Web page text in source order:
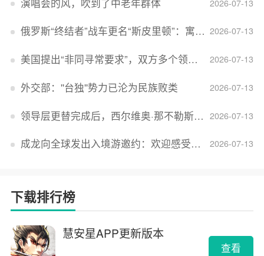
2026-07-13
2026-07-13
俄罗斯“终结者”战车更名“斯皮里顿”：寓意强大可靠，彰显俄精神力量
2026-07-13
美国提出“非同寻常要求”，双方多个领域分歧依旧，印美贸易谈判进入“关键阶段”
2026-07-13
外交部：''台独''势力已沦为民族败类
2026-07-13
领导层更替完成后，西尔维奥·那不勒斯出任Lucid首席执行官
2026-07-13
成龙向全球发出入境游邀约：欢迎感受无滤镜的真实中国
下载排行榜
慧安星APP更新版本
查看